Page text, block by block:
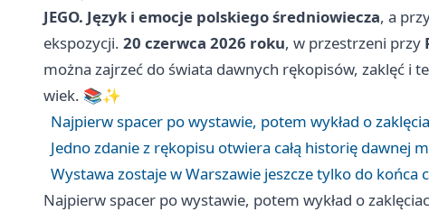
JEGO. Język i emocje polskiego średniowiecza, a
ekspozycji. 20 czerwca 2026 roku, w przestrzeni przy
można zajrzeć do świata dawnych rękopisów, zaklęć i
wiek. 📚✨
Najpierw spacer po wystawie, potem wykład o
Jedno zdanie z rękopisu otwiera całą historię dawnej
Wystawa zostaje w Warszawie jeszcze tylko do końca
Najpierw spacer po wystawie, potem wykład o